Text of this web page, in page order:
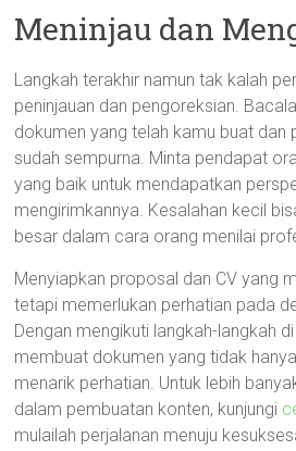
Meninjau dan
Langkah terakhir namun tak kalah
peninjauan dan pengoreksian.
dokumen yang telah kamu buat dan
sudah sempurna. Minta pendapat
yang baik untuk mendapatkan
mengirimkannya. Kesalahan kecil
besar dalam cara orang menilai
Menyiapkan proposal dan CV yang
tetapi memerlukan perhatian pada
Dengan mengikuti langkah-langkah
membuat dokumen yang tidak
menarik perhatian. Untuk lebih
dalam pembuatan konten, kunjungi
mulailah perjalanan menuju